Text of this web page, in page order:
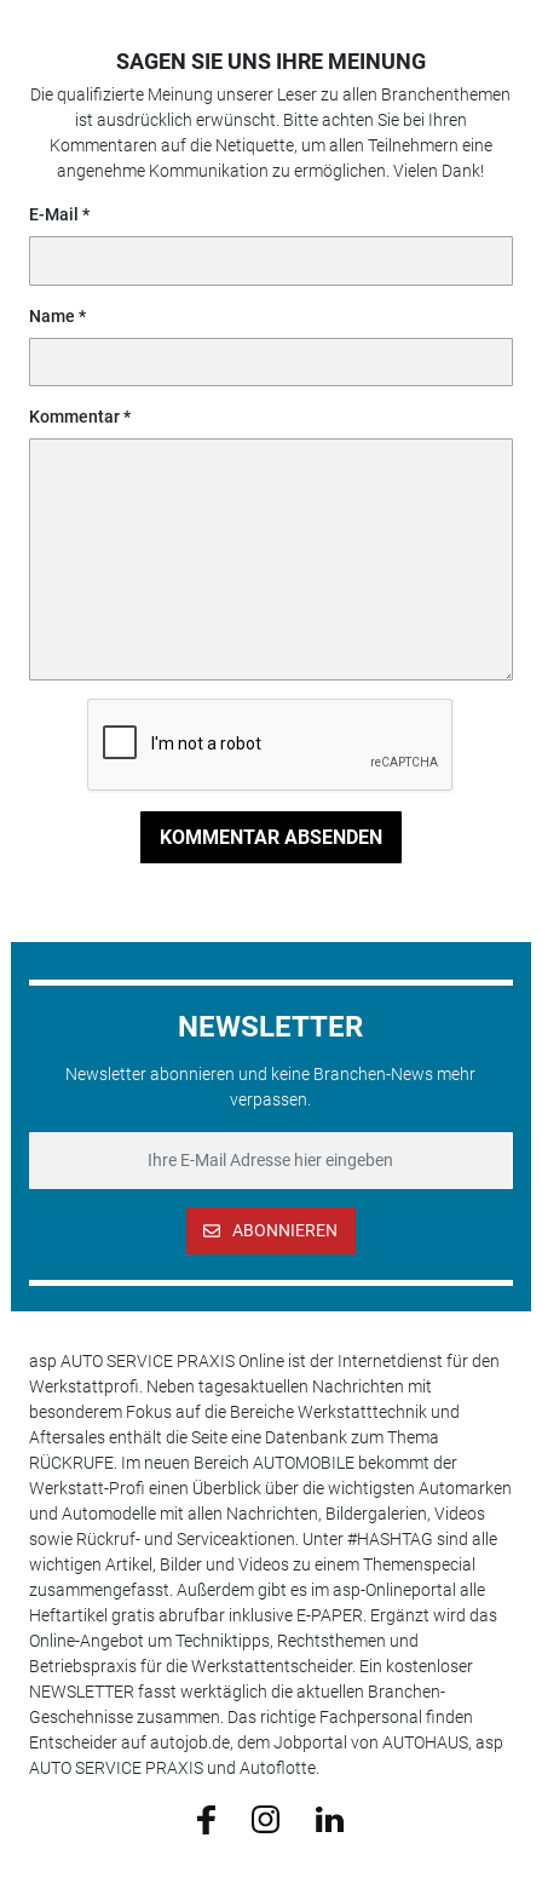
SAGEN SIE UNS IHRE MEINUNG
Die qualifizierte Meinung unserer Leser zu allen Branchenthemen
ist ausdrücklich erwünscht. Bitte achten Sie bei Ihren
Kommentaren auf die Netiquette, um allen Teilnehmern eine
angenehme Kommunikation zu ermöglichen. Vielen Dank!
E-Mail
Name
Kommentar
KOMMENTAR ABSENDEN
NEWSLETTER
Newsletter abonnieren und keine Branchen-News mehr
verpassen.
ABONNIEREN
asp AUTO SERVICE PRAXIS Online ist der Internetdienst für den
Werkstattprofi. Neben tagesaktuellen Nachrichten mit
besonderem Fokus auf die Bereiche Werkstatttechnik und
Aftersales enthält die Seite eine Datenbank zum Thema
RÜCKRUFE. Im neuen Bereich AUTOMOBILE bekommt der
Werkstatt-Profi einen Überblick über die wichtigsten Automarken
und Automodelle mit allen Nachrichten, Bildergalerien, Videos
sowie Rückruf- und Serviceaktionen. Unter #HASHTAG sind alle
wichtigen Artikel, Bilder und Videos zu einem Themenspecial
zusammengefasst. Außerdem gibt es im asp-Onlineportal alle
Heftartikel gratis abrufbar inklusive E-PAPER. Ergänzt wird das
Online-Angebot um Techniktipps, Rechtsthemen und
Betriebspraxis für die Werkstattentscheider. Ein kostenloser
NEWSLETTER fasst werktäglich die aktuellen Branchen-
Geschehnisse zusammen. Das richtige Fachpersonal finden
Entscheider auf autojob.de, dem Jobportal von AUTOHAUS, asp
AUTO SERVICE PRAXIS und Autoflotte.